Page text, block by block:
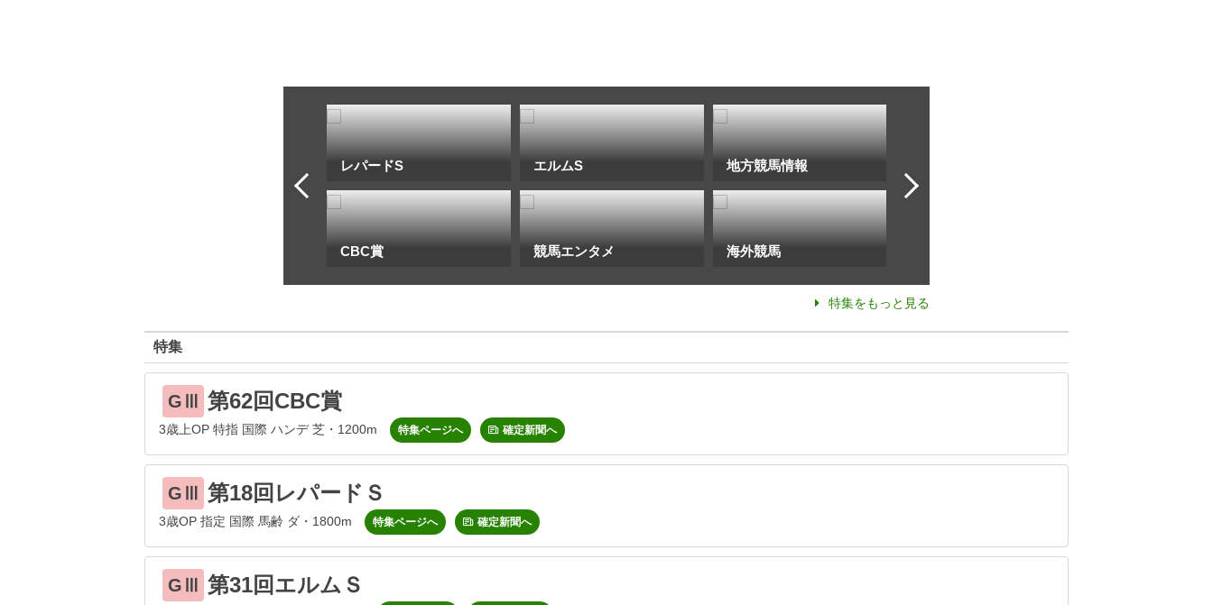
レパードS
CBC賞
エルムS
競馬エンタメ
地方競馬情報
海外競馬
特集をもっと見る
特集
GⅢ 第62回CBC賞
3歳上OP 特指 国際 ハンデ 芝・1200m 特集ページへ 確定新聞へ
GⅢ 第18回レパードＳ
3歳OP 指定 国際 馬齢 ダ・1800m 特集ページへ 確定新聞へ
GⅢ 第31回エルムＳ